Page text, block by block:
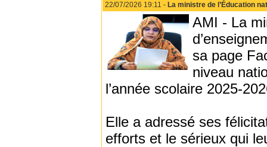
22/07/2026 19:11 - La ministre de l’Éducation
AMI - La
sa page
niveau
l’année scolaire 2025-
Elle a adressé ses
efforts et le sérieux qui